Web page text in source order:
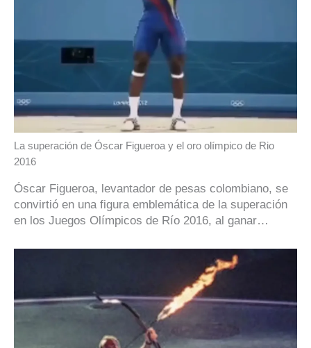
La superación de Óscar Figueroa y el oro olímpico de Rio
2016
Óscar Figueroa, levantador de pesas colombiano, se
convirtió en una figura emblemática de la superación
en los Juegos Olímpicos de Río 2016, al ganar…